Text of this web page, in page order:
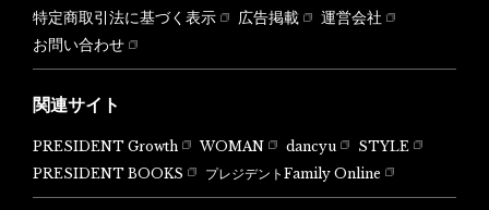
特定商取引法に基づく表示
広告掲載
運営会社
お問い合わせ
関連サイト
PRESIDENT Growth WOMAN dancyu
STYLE
PRESIDENT BOOKS
プレジデントFamily Online